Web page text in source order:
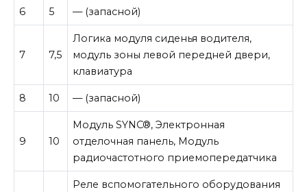
6 5 — (запасной)
7 7,5
Логика модуля сиденья водителя,
модуль зоны левой передней двери,
клавиатура
8 10 — (запасной)
9 10
Модуль SYNC®, Электронная
отделочная панель, Модуль
радиочастотного приемопередатчика
Реле вспомогательного оборудования